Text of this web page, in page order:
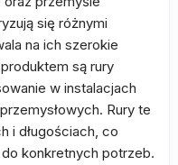
się różnymi
na ich szerokie
są rury
w instalacjach
Rury te
i długościach, co
konkretnych potrzeb.